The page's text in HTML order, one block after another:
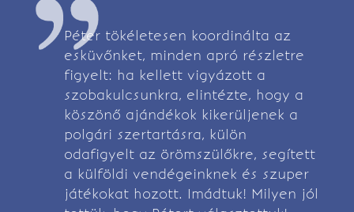
Péter tökéletesen koordinálta az
esküvőnket, minden apró részletre
figyelt: ha kellett vigyázott a
szobakulcsunkra, elintézte, hogy a
köszönő ajándékok kikerüljenek a
polgári szertartásra, külön
odafigyelt az örömszülőkre, segített
a külföldi vendégeinknek és szuper
játékokat hozott. Imádtuk! Milyen jól